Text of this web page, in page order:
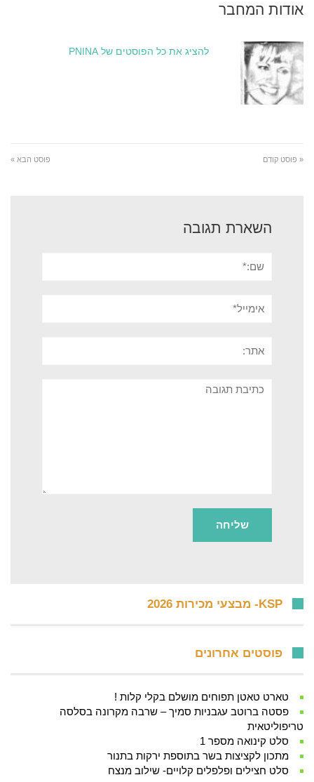
אודות המחבר
להציג את כל הפוסטים של PNINA
« פוסט קודם פוסט הבא »
השארת תגובה
KSP- מבצעי מכירות 2026
פוסטים אחרונים
טארט טאטן תפוחים מושלם בקלי קלות !
פסטה ברוטב עגבניות סמיך – שרבה מקרונה בסלסה
טריפוליטאית
סלט קינואה מספר 1
מתכון לקציצות בשר בתוספת ירקות בתנור
סלט חצילים ופלפלים קלויים- שילוב מנצח